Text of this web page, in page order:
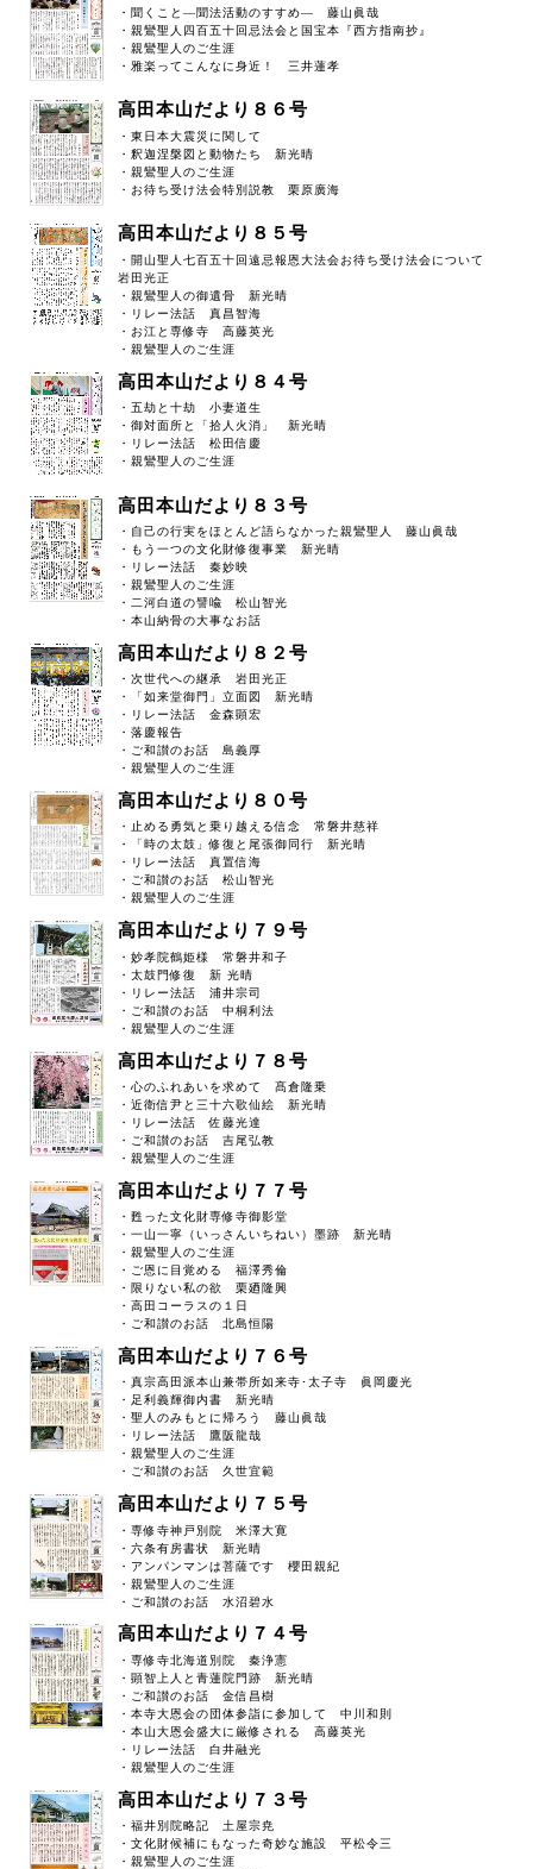
・聞くこと―聞法活動のすすめ― 藤山眞哉
・親鸞聖人四百五十回忌法会と国宝本『西方指南抄』
・親鸞聖人のご生涯
・雅楽ってこんなに身近！ 三井蓮孝
高田本山だより８６号
・東日本大震災に関して
・釈迦涅槃図と動物たち 新光晴
・親鸞聖人のご生涯
・お待ち受け法会特別説教 栗原廣海
高田本山だより８５号
・開山聖人七百五十回遠忌報恩大法会お待ち受け法会について
岩田光正
・親鸞聖人の御遺骨 新光晴
・リレー法話 真昌智海
・お江と専修寺 高藤英光
・親鸞聖人のご生涯
高田本山だより８４号
・五劫と十劫 小妻道生
・御対面所と「拾人火消」 新光晴
・リレー法話 松田信慶
・親鸞聖人のご生涯
高田本山だより８３号
・自己の行実をほとんど語らなかった親鸞聖人 藤山眞哉
・もう一つの文化財修復事業 新光晴
・リレー法話 秦妙映
・親鸞聖人のご生涯
・二河白道の譬喩 松山智光
・本山納骨の大事なお話
高田本山だより８２号
・次世代への継承 岩田光正
・「如来堂御門」立面図 新光晴
・リレー法話 金森顕宏
・落慶報告
・ご和讃のお話 島義厚
・親鸞聖人のご生涯
高田本山だより８０号
・止める勇気と乗り越える信念 常磐井慈祥
・「時の太鼓」修復と尾張御同行 新光晴
・リレー法話 真置信海
・ご和讃のお話 松山智光
・親鸞聖人のご生涯
高田本山だより７９号
・妙孝院鶴姫様 常磐井和子
・太鼓門修復 新 光晴
・リレー法話 浦井宗司
・ご和讃のお話 中桐利法
・親鸞聖人のご生涯
高田本山だより７８号
・心のふれあいを求めて 髙倉隆乗
・近衛信尹と三十六歌仙絵 新光晴
・リレー法話 佐藤光達
・ご和讃のお話 吉尾弘教
・親鸞聖人のご生涯
高田本山だより７７号
・甦った文化財専修寺御影堂
・一山一寧（いっさんいちねい）墨跡 新光晴
・親鸞聖人のご生涯
・ご恩に目覚める 福澤秀倫
・限りない私の欲 栗廼隆興
・高田コーラスの１日
・ご和讃のお話 北島恒陽
高田本山だより７６号
・真宗高田派本山兼帯所如来寺･太子寺 眞岡慶光
・足利義輝御内書 新光晴
・聖人のみもとに帰ろう 藤山眞哉
・リレー法話 鷹阪龍哉
・親鸞聖人のご生涯
・ご和讃のお話 久世宜範
高田本山だより７５号
・専修寺神戸別院 米澤大寛
・六条有房書状 新光晴
・アンパンマンは菩薩です 櫻田親紀
・親鸞聖人のご生涯
・ご和讃のお話 水沼碧水
高田本山だより７４号
・専修寺北海道別院 秦浄憲
・顕智上人と青蓮院門跡 新光晴
・ご和讃のお話 金信昌樹
・本寺大恩会の団体参詣に参加して 中川和則
・本山大恩会盛大に厳修される 高藤英光
・リレー法話 白井融光
・親鸞聖人のご生涯
高田本山だより７３号
・福井別院略記 土屋宗尭
・文化財候補にもなった奇妙な施設 平松令三
・親鸞聖人のご生涯